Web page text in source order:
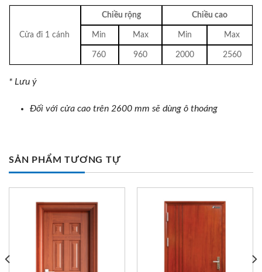
Cửa đi 1 cánh
Chiều rộng Chiều cao
Min Max Min Max
760 960 2000 2560
* Lưu ý
Đối với cửa cao trên 2600 mm sẽ dùng ô thoáng
SẢN PHẨM TƯƠNG TỰ